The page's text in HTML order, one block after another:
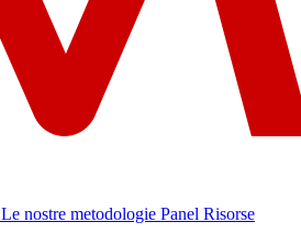
Le nostre metodologie Panel Risorse